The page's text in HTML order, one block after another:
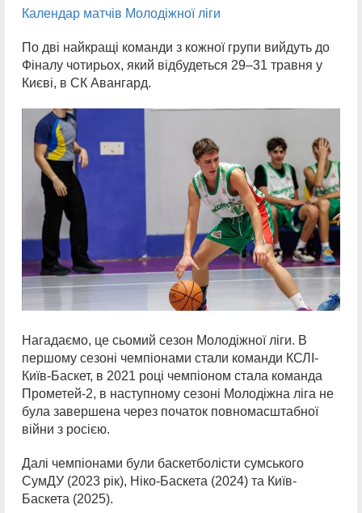
Календар матчів Молодіжної ліги
По дві найкращі команди з кожної групи вийдуть до
Фіналу чотирьох, який відбудеться 29–31 травня у
Києві, в СК Авангард.
Нагадаємо, це сьомий сезон Молодіжної ліги. В
першому сезоні чемпіонами стали команди КСЛІ-
Київ-Баскет, в 2021 році чемпіоном стала команда
Прометей-2, в наступному сезоні Молодіжна ліга не
була завершена через початок повномасштабної
війни з росією.
Далі чемпіонами були баскетболісти сумського
СумДУ (2023 рік), Ніко-Баскета (2024) та Київ-
Баскета (2025).